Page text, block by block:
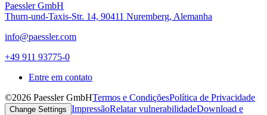
Paessler GmbH
Thurn-und-Taxis-Str. 14, 90411 Nuremberg, Alemanha
info@paessler.com
+49 911 93775-0
Entre em contato
©2026 Paessler GmbHTermos e CondiçõesPolítica de Privacidade
Change Settings ImpressãoRelatar vulnerabilidadeDownload e